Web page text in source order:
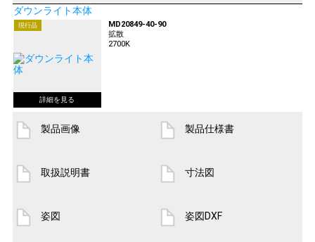
ダウンライト本体
現行品
MD20849-40-90
拡散
2700K
製品画像 製品仕様書
取扱説明書 寸法図
姿図 姿図DXF